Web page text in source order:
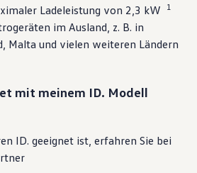
Ladeleistung von 2,3 kW 1
im Ausland, z. B. in
Malta und vielen weiteren Ländern
mit meinem ID. Modell
ID. geeignet ist, erfahren Sie bei